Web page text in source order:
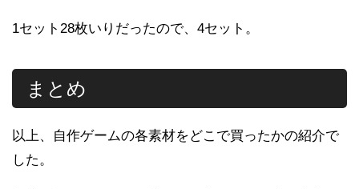
1セット28枚いりだったので、4セット。
まとめ
以上、自作ゲームの各素材をどこで買ったかの紹介で
した。